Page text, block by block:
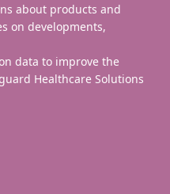
about products and
on developments,
data to improve the
Healthcare Solutions